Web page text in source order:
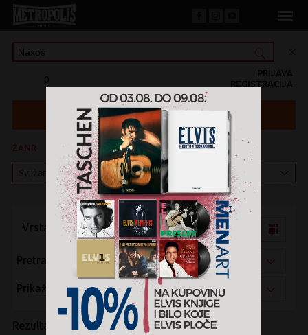
0 REGISTRACIJA
PRIJAVA
KATEGORIJA
Vrsta pregleda:
Pretraži po:
Prikaži po:
Rezultati pretrage: